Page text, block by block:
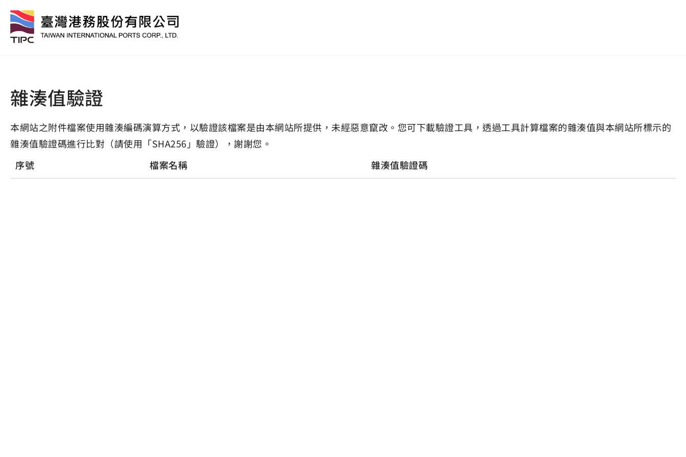
雜湊值驗證
本網站之附件檔案使用雜湊編碼演算方式，以驗證該檔案是由本網站所提供，未經惡意竄改。您可下載驗證工具，透過工具計算檔案的雜湊值與本網站所標示的
雜湊值驗證碼進行比對（請使用「SHA256」驗證），謝謝您。
序號
檔案名稱 雜湊值驗證碼